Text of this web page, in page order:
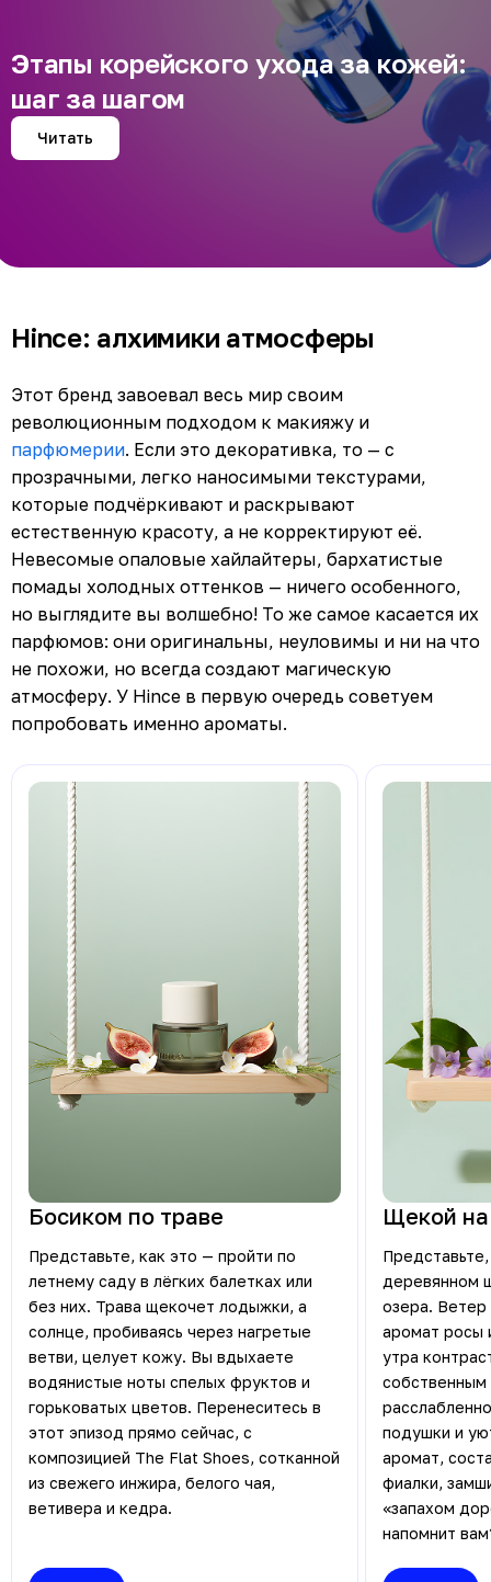
Этапы корейского ухода за кожей:
шаг за шагом
Читать
Hince: алхимики атмосферы
Этот бренд завоевал весь мир своим
революционным подходом к макияжу и
парфюмерии. Если это декоративка, то — с
прозрачными, легко наносимыми текстурами,
которые подчёркивают и раскрывают
естественную красоту, а не корректируют её.
Невесомые опаловые хайлайтеры, бархатистые
помады холодных оттенков — ничего особенного,
но выглядите вы волшебно! То же самое касается их
парфюмов: они оригинальны, неуловимы и ни на что
не похожи, но всегда создают магическую
атмосферу. У Hince в первую очередь советуем
попробовать именно ароматы.
Босиком по траве
Представьте, как это — пройти по
летнему саду в лёгких балетках или
без них. Трава щекочет лодыжки, а
солнце, пробиваясь через нагретые
ветви, целует кожу. Вы вдыхаете
водянистые ноты спелых фруктов и
горьковатых цветов. Перенеситесь в
этот эпизод прямо сейчас, с
композицией The Flat Shoes, сотканной
из свежего инжира, белого чая,
ветивера и кедра.
Щекой
деревянном
озера. Ветер
аромат росы
утра
собственным
подушки и
аромат,
фиалки,
«запахом
напомнит